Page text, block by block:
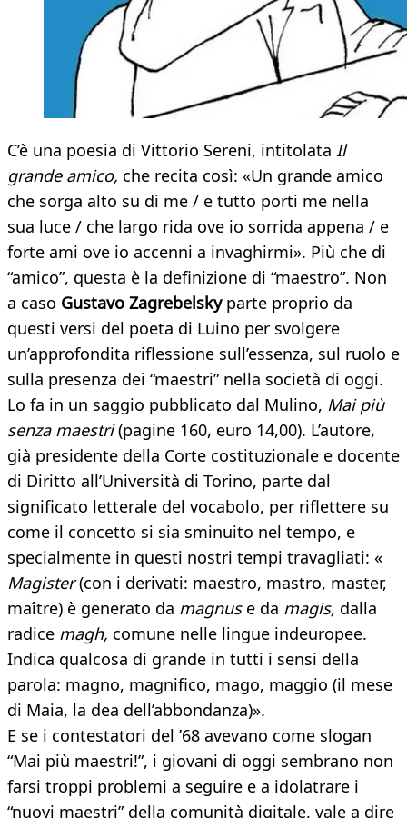
C’è una poesia di Vittorio Sereni, intitolata Il
grande amico, che recita così: «Un grande amico
che sorga alto su di me / e tutto porti me nella
sua luce / che largo rida ove io sorrida appena / e
forte ami ove io accenni a invaghirmi». Più che di
“amico”, questa è la definizione di “maestro”. Non
a caso Gustavo Zagrebelskyparte proprio da
questi versi del poeta di Luino per svolgere
un’approfondita riflessione sull’essenza, sul ruolo e
sulla presenza dei “maestri” nella società di oggi.
Lo fa in un saggio pubblicato dal Mulino, Mai più
senza maestri(pagine 160, euro 14,00). L’autore,
già presidente della Corte costituzionale e docente
di Diritto all’Università di Torino, parte dal
significato letterale del vocabolo, per riflettere su
come il concetto si sia sminuito nel tempo, e
specialmente in questi nostri tempi travagliati: «
Magister(con i derivati: maestro, mastro, master,
maître) è generato da magnuse da magis, dalla
radice magh, comune nelle lingue indeuropee.
Indica qualcosa di grande in tutti i sensi della
parola: magno, magnifico, mago, maggio (il mese
di Maia, la dea dell’abbondanza)».
E se i contestatori del ’68 avevano come slogan
“Mai più maestri!”, i giovani di oggi sembrano non
farsi troppi problemi a seguire e a idolatrare i
“nuovi maestri” della comunità digitale, vale a dire